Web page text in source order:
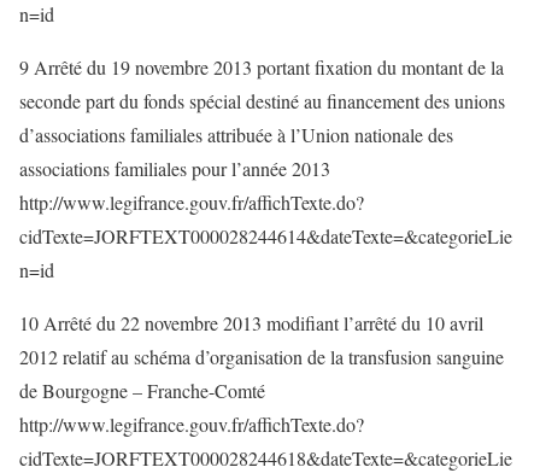
n=id
9 Arrêté du 19 novembre 2013 portant fixation du montant de la
seconde part du fonds spécial destiné au financement des unions
d’associations familiales attribuée à l’Union nationale des
associations familiales pour l’année 2013
http://www.legifrance.gouv.fr/affichTexte.do?
cidTexte=JORFTEXT000028244614&dateTexte=&categorieLie
n=id
10 Arrêté du 22 novembre 2013 modifiant l’arrêté du 10 avril
2012 relatif au schéma d’organisation de la transfusion sanguine
de Bourgogne – Franche-Comté
http://www.legifrance.gouv.fr/affichTexte.do?
cidTexte=JORFTEXT000028244618&dateTexte=&categorieLie